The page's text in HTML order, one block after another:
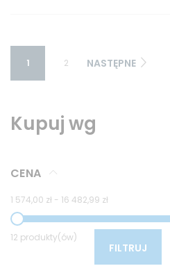
1 2 NASTĘPNE
Kupuj wg
CENA
1 574,00 zł - 16 482,99 zł
12 produkty(ów)
FILTRUJ